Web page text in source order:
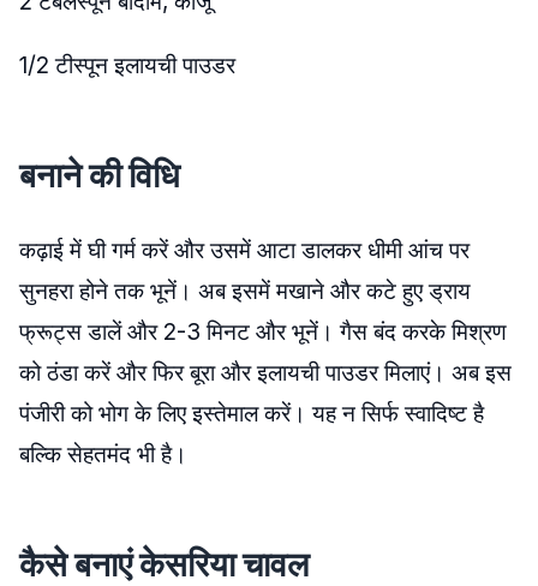
1/2 टीस्पून इलायची पाउडर
बनाने की विधि
कढ़ाई में घी गर्म करें और उसमें आटा डालकर धीमी आंच पर
सुनहरा होने तक भूनें। अब इसमें मखाने और कटे हुए ड्राय
फ्रूट्स डालें और 2-3 मिनट और भूनें। गैस बंद करके मिश्रण
को ठंडा करें और फिर बूरा और इलायची पाउडर मिलाएं। अब इस
पंजीरी को भोग के लिए इस्तेमाल करें। यह न सिर्फ स्वादिष्ट है
बल्कि सेहतमंद भी है।
कैसे बनाएं केसरिया चावल